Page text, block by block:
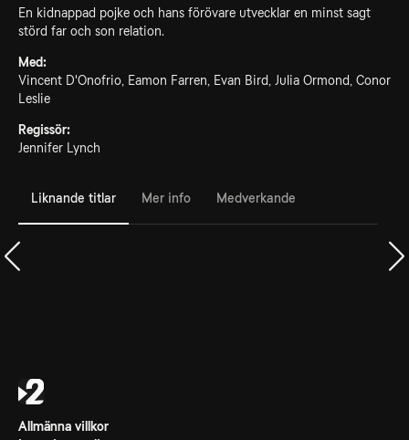
En kidnappad pojke och hans förövare utvecklar en minst sagt
störd far och son relation.
Med:
Vincent D'Onofrio, Eamon Farren, Evan Bird, Julia Ormond, Conor
Leslie
Regissör:
Jennifer Lynch
Liknande titlar Mer info Medverkande
Allmänna villkor